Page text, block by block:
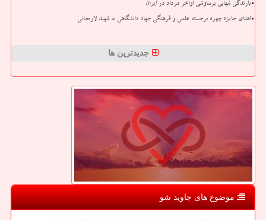
بارندگی شهابی برساوشی اواخر مرداد در ایران
اهدای جایزه چهره برجسته علمی و فرهنگی جهاد دانشگاهی به شهید لاریجانی
جدیدترین ها
موضوع های جاوید شو